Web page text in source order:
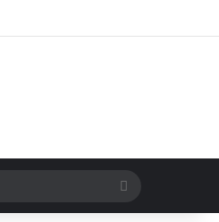
Szukaj...